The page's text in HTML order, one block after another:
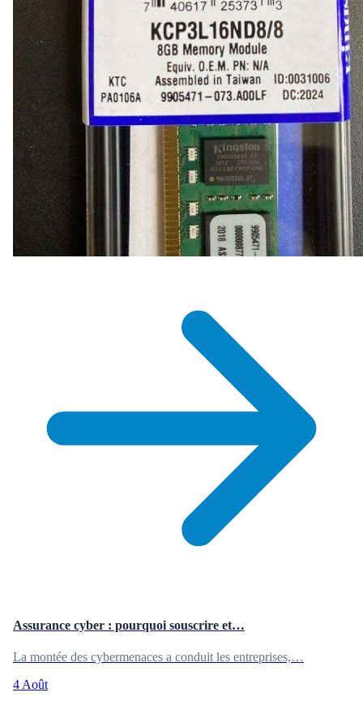
Assurance cyber : pourquoi souscrire et…
La montée des cybermenaces a conduit les entreprises,…
4 Août